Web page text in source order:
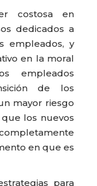
costosa en
dedicados a
empleados, y
en la moral
empleados
de los
mayor riesgo
los nuevos
en que es
para